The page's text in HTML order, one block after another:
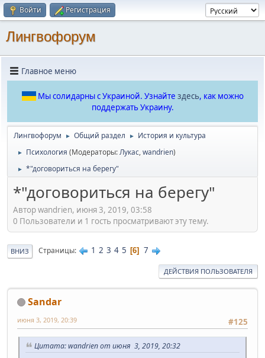
Войти Регистрация
Лингвофорум
Главное меню
Мы солидарны с Украиной. Узнайте здесь, как можно
поддержать Украину.
Лингвофорум ► Общий раздел ► История и культура
► Психология (Модераторы:Лукас,wandrien)
► *"договориться на берегу"
*"договориться на берегу"
Автор wandrien, июня 3, 2019, 03:58
0 Пользователи и 1 гость просматривают эту тему.
ВНИЗ Страницы 1 2 3 4 5 6 7
ДЕЙСТВИЯ ПОЛЬЗОВАТЕЛЯ
Sandar
#125
июня 3, 2019, 20:39
Цитата: wandrien от июня 3, 2019, 20:32